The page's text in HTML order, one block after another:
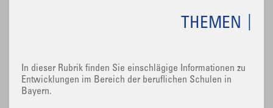
THEMEN
In dieser Rubrik finden Sie einschlägige Informationen zu
Entwicklungen im Bereich der beruflichen Schulen in
Bayern.